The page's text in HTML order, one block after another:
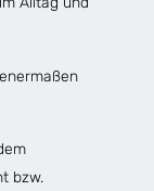
bzw.